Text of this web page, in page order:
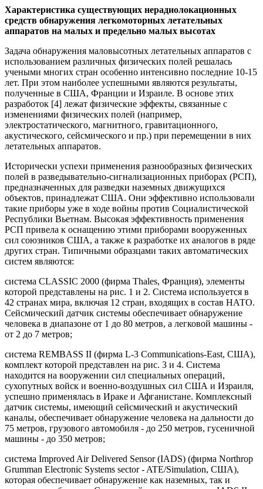
Характеристика существующих нерадиолокационных
средств обнаружения легкомоторных летательных
аппаратов на малых и предельно малых высотах
Задача обнаружения маловысотных летательных аппаратов с
использованием различных физических полей решалась
учеными многих стран особенно интенсивно последние 10-15
лет. При этом наиболее успешными являются результаты,
полученные в США, Франции и Израиле. В основе этих
разработок [4] лежат физические эффекты, связанные с
изменениями физических полей (например,
электростатического, магнитного, гравитационного,
акустического, сейсмического и пр.) при перемещении в них
летательных аппаратов.
Исторически успехи применения разнообразных физических
полей в разведывательно-сигнализационных приборах (РСП),
предназначенных для разведки наземных движущихся
объектов, принадлежат США. Они эффективно использовали
такие приборы уже в ходе войны против Социалистической
Республики Вьетнам. Высокая эффективность применения
РСП привела к оснащению этими приборами вооруженных
сил союзников США, а также к разработке их аналогов в ряде
других стран. Типичными образцами таких автоматических
систем являются:
система CLASSIC 2000 (фирма Thales, Франция), элементы
которой представлены на рис. 1 и 2. Система используется в
42 странах мира, включая 12 стран, входящих в состав НАТО.
Сейсмический датчик системы обеспечивает обнаружение
человека в диапазоне от 1 до 80 метров, а легковой машины -
от 2 до 7 метров;
система REMBASS II (фирма L-3 Communications-East, США),
комплект которой представлен на рис. 3 и 4. Система
находится на вооружении сил специальных операций,
сухопутных войск и военно-воздушных сил США и Израиля,
успешно применялась в Ираке и Афганистане. Комплексный
датчик системы, имеющий сейсмический и акустический
каналы, обеспечивает обнаружение человека на дальности до
75 метров, грузового автомобиля - до 250 метров, гусеничной
машины - до 350 метров;
система Improved Air Delivered Sensor (IADS) (фирма Northrop
Grumman Electronic Systems sector - ATE/Simulation, США),
которая обеспечивает обнаружение как наземных, так и